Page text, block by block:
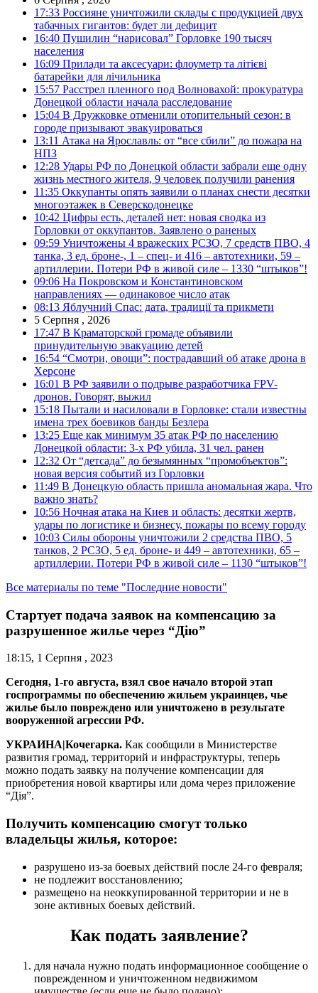
17:33 Россияне уничтожили склады с продукцией двух
табачных гигантов: будет ли дефицит
16:40 Пушилин “нарисовал” Горловке 190 тысяч
населения
16:09 Прилади та аксесуари: флоуметр та літієві
батарейки для лічильника
15:57 Расстрел пленного под Волновахой: прокуратура
Донецкой области начала расследование
15:04 В Дружковке отменили отопительный сезон: в
городе призывают эвакуироваться
13:11 Атака на Ярославль: от “все сбили” до пожара на
НПЗ
12:28 Удары РФ по Донецкой области забрали еще одну
жизнь местного жителя, 9 человек получили ранения
11:35 Оккупанты опять заявили о планах снести десятки
многоэтажек в Северскодонецке
10:42 Цифры есть, деталей нет: новая сводка из
Горловки от оккупантов. Заявлено о раненых
09:59 Уничтожены 4 вражеских РСЗО, 7 средств ПВО, 4
танка, 3 ед. броне-, 1 – спец- и 416 – автотехники, 59 –
артиллерии. Потери РФ в живой силе – 1330 “штыков”!
09:06 На Покровском и Константиновском
направлениях — одинаковое число атак
08:13 Яблучний Спас: дата, традиції та прикмети
5 Серпня , 2026
17:47 В Краматорской громаде объявили
принудительную эвакуацию детей
16:54 “Смотри, овощи”: пострадавший об атаке дрона в
Херсоне
16:01 В РФ заявили о подрыве разработчика FPV-
дронов. Говорят, выжил
15:18 Пытали и насиловали в Горловке: стали известны
имена трех боевиков банды Безлера
13:25 Еще как минимум 35 атак РФ по населению
Донецкой области: 3-х РФ убила, 31 чел. ранен
12:32 От “детсада” до безымянных “промобъектов”:
новая версия событий из Горловки
11:49 В Донецкую область пришла аномальная жара. Что
важно знать?
10:56 Ночная атака на Киев и область: десятки жертв,
удары по логистике и бизнесу, пожары по всему городу
10:03 Силы обороны уничтожили 2 средства ПВО, 5
танков, 2 РСЗО, 5 ед. броне- и 449 – автотехники, 65 –
артиллерии. Потери РФ в живой силе – 1130 “штыков”!
Все материалы по теме "Последние новости"
Стартует подача заявок на компенсацию за
разрушенное жилье через “Дію”
18:15, 1 Серпня , 2023
Сегодня, 1-го августа, взял свое начало второй этап
госпрограммы по обеспечению жильем украинцев, чье
жилье было повреждено или уничтожено в результате
вооруженной агрессии РФ.
УКРАИНА|Кочегарка. Как сообщили в Министерстве
развития громад, территорий и инфраструктуры, теперь
можно подать заявку на получение компенсации для
приобретения новой квартиры или дома через приложение
“Дія”.
Получить компенсацию смогут только
владельцы жилья, которое:
разрушено из-за боевых действий после 24-го февраля;
не подлежит восстановлению;
размещено на неоккупированной территории и не в
зоне активных боевых действий.
Как подать заявление?
для начала нужно подать информационное сообщение о
поврежденном и уничтоженном недвижимом